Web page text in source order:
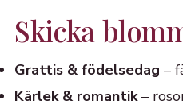
Skicka
Grattis & födelsedag –
Kärlek & romantik–